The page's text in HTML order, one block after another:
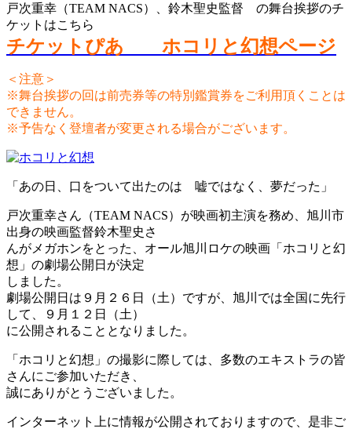
戸次重幸（TEAM NACS）、鈴木聖史監督 の舞台挨拶のチ
ケットはこちら
チケットぴあ ホコリと幻想ページ
＜注意＞
※舞台挨拶の回は前売券等の特別鑑賞券をご利用頂くことは
できません。
※予告なく登壇者が変更される場合がございます。
「あの日、口をついて出たのは 嘘ではなく、夢だった」
戸次重幸さん（TEAM NACS）が映画初主演を務め、旭川市
出身の映画監督鈴木聖史さ
んがメガホンをとった、オール旭川ロケの映画「ホコリと幻
想」の劇場公開日が決定
しました。
劇場公開日は９月２６日（土）ですが、旭川では全国に先行
して、９月１２日（土）
に公開されることとなりました。
「ホコリと幻想」の撮影に際しては、多数のエキストラの皆
さんにご参加いただき、
誠にありがとうございました。
インターネット上に情報が公開されておりますので、是非ご